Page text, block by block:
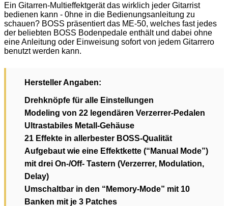
Ein Gitarren-Multieffektgerät das wirklich jeder Gitarrist
bedienen kann - 0hne in die Bedienungsanleitung zu
schauen? BOSS präsentiert das ME-50, welches fast jedes
der beliebten BOSS Bodenpedale enthält und dabei ohne
eine Anleitung oder Einweisung sofort von jedem Gitarrero
benutzt werden kann.
Hersteller Angaben:
Drehknöpfe für alle Einstellungen
Modeling von 22 legendären Verzerrer-Pedalen
Ultrastabiles Metall-Gehäuse
21 Effekte in allerbester BOSS-Qualität
Aufgebaut wie eine Effektkette (“Manual Mode”)
mit drei On-/Off- Tastern (Verzerrer, Modulation,
Delay)
Umschaltbar in den “Memory-Mode” mit 10
Banken mit je 3 Patches